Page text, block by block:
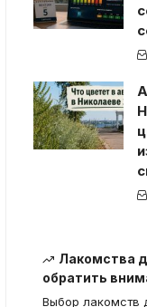
Лакомства
обратить
Выбор лакомств